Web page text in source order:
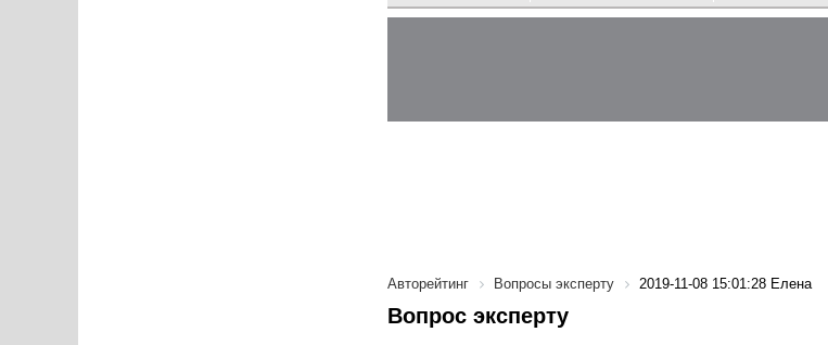
Авторейтинг Вопросы эксперту 2019-11-08 15:01:28 Елена
Вопрос эксперту